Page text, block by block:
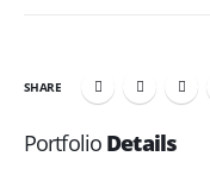
SHARE
Portfolio Details